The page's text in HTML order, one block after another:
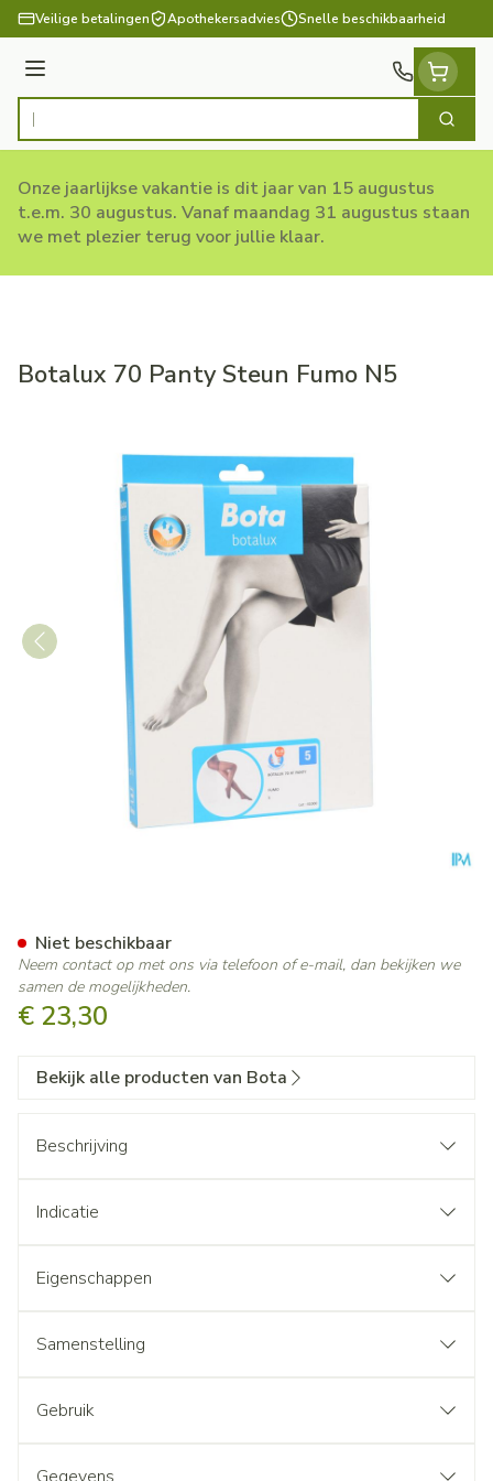
Ga naar de inhoud
Veilige betalingen Apothekersadvies Snelle beschikbaarheid
Menu
Product, merk, categorie... Zoek
Onze jaarlijkse vakantie is dit jaar van 15 augustus
t.e.m. 30 augustus. Vanaf maandag 31 augustus staan
we met plezier terug voor jullie klaar.
Botalux 70 Panty Steun Fumo N5
€ 23,30
Niet beschikbaar
Neem contact op met ons via telefoon of e-mail, dan bekijken we
samen de mogelijkheden.
Bekijk alle producten van Bota
Beschrijving
Indicatie
Eigenschappen
Samenstelling
Gebruik